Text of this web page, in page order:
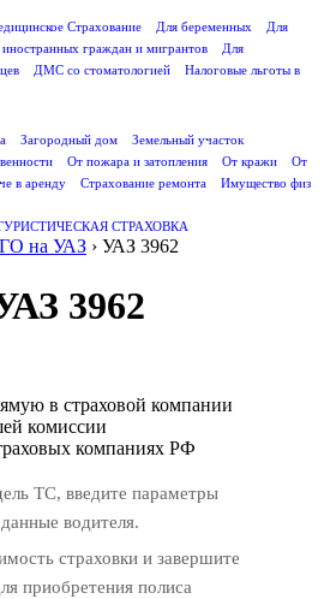
Страхование Для беременных
Для
иностранных граждан и мигрантов
Для
ДМС со стоматологией
Налоговые льготы в
Загородный дом
Земельный участок
От пожара и затопления От кражи
От
в аренду Страхование ремонта
Имущество физ
СТРАХОВКА
на УАЗ › УАЗ 3962
3962
в страховой компании
комиссии
компаниях РФ
ТС, введите параметры
водителя.
страховки и завершите
приобретения полиса